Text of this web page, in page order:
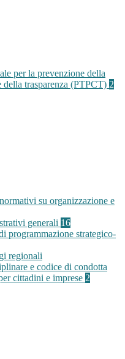
per la prevenzione della
della trasparenza (PTPCT) 2
su organizzazione e
generali 16
programmazione strategico-
regionali
e codice di condotta
cittadini e imprese 2